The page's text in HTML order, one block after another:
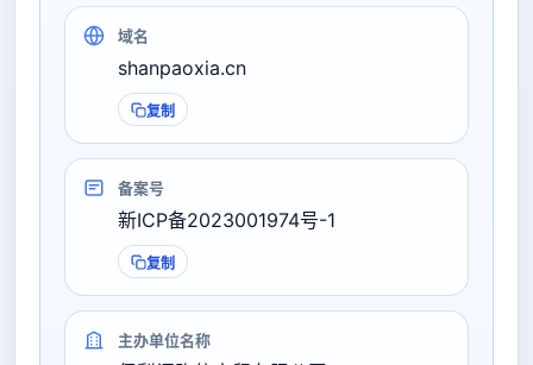
域名
shanpaoxia.cn
复制
备案号
新ICP备2023001974号-1
复制
主办单位名称